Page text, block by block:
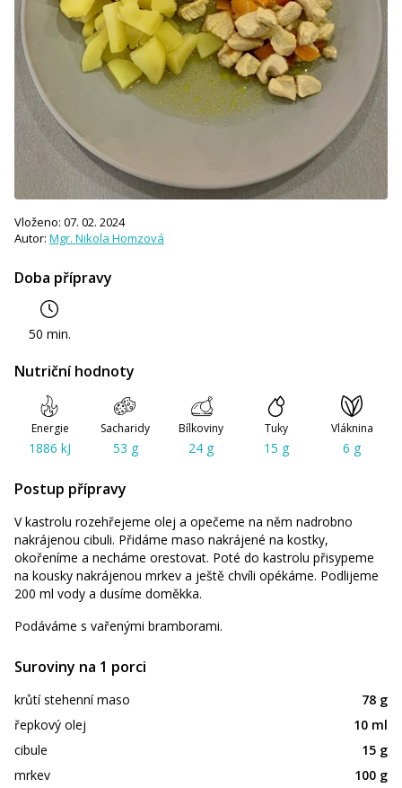
Doba přípravy
50 min.
Vloženo: 07. 02. 2024
Autor: Mgr. Nikola Homzová
Nutriční hodnoty
Energie
1886 kJ
Sacharidy
53 g
Bílkoviny
24 g
Tuky
15 g
Vláknina
6 g
Postup přípravy
V kastrolu rozehřejeme olej a opečeme na něm nadrobno
nakrájenou cibuli. Přidáme maso nakrájené na kostky,
okořeníme a necháme orestovat. Poté do kastrolu přisypeme
na kousky nakrájenou mrkev a ještě chvíli opékáme. Podlijeme
200 ml vody a dusíme doměkka.
Podáváme s vařenými bramborami.
Suroviny na 1 porci
krůtí stehenní maso
78 g
řepkový olej
10 ml
cibule
15 g
mrkev
100 g